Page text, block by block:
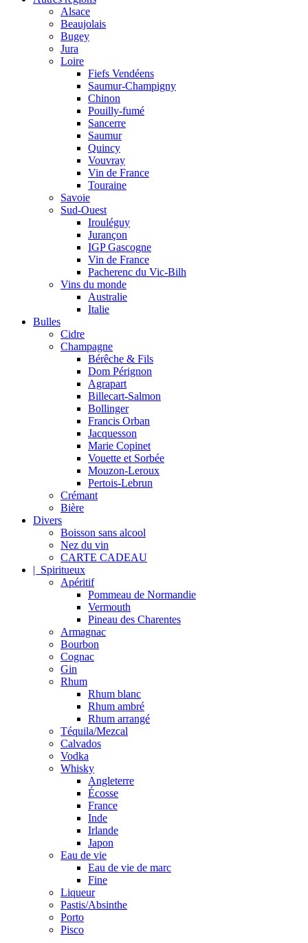
Alsace
Beaujolais
Bugey
Jura
Loire
Fiefs Vendéens
Saumur-Champigny
Chinon
Pouilly-fumé
Sancerre
Saumur
Quincy
Vouvray
Vin de France
Touraine
Savoie
Sud-Ouest
Irouléguy
Jurançon
IGP Gascogne
Vin de France
Pacherenc du Vic-Bilh
Vins du monde
Australie
Italie
Bulles
Cidre
Champagne
Bérêche & Fils
Dom Pérignon
Agrapart
Billecart-Salmon
Bollinger
Francis Orban
Jacquesson
Marie Copinet
Vouette et Sorbée
Mouzon-Leroux
Pertois-Lebrun
Crémant
Bière
Divers
Boisson sans alcool
Nez du vin
CARTE CADEAU
| Spiritueux
Apéritif
Pommeau de Normandie
Vermouth
Pineau des Charentes
Armagnac
Bourbon
Cognac
Gin
Rhum
Rhum blanc
Rhum ambré
Rhum arrangé
Téquila/Mezcal
Calvados
Vodka
Whisky
Angleterre
Écosse
France
Inde
Irlande
Japon
Eau de vie
Eau de vie de marc
Fine
Liqueur
Pastis/Absinthe
Porto
Pisco